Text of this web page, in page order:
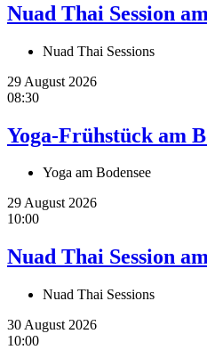
Nuad Thai Session
Nuad Thai Sessions
29 August 2026
08:30
Yoga-Frühstück am
Yoga am Bodensee
29 August 2026
10:00
Nuad Thai Session
Nuad Thai Sessions
30 August 2026
10:00